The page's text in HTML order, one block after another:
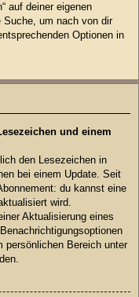
auf deiner eigenen
Suche, um nach von dir
Optionen in
und einem
den Lesezeichen in
bei einem Update. Seit
du kannst eine
wird.
Aktualisierung eines
persönlichen Bereich unter